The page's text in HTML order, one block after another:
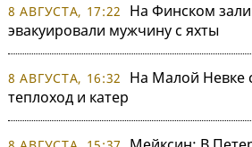
8 АВГУСТА, 17:22
На Финском
эвакуировали мужчину с яхты
8 АВГУСТА, 16:32
На Малой Невке
теплоход и катер